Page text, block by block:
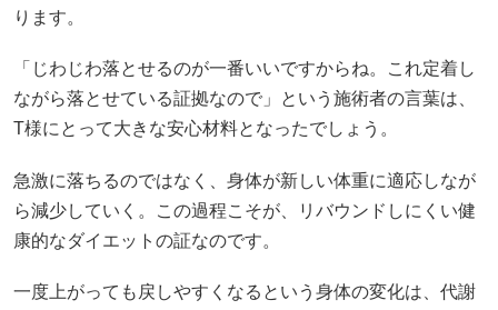
ります。
「じわじわ落とせるのが一番いいですからね。これ定着し
ながら落とせている証拠なので」という施術者の言葉は、
T様にとって大きな安心材料となったでしょう。
急激に落ちるのではなく、身体が新しい体重に適応しなが
ら減少していく。この過程こそが、リバウンドしにくい健
康的なダイエットの証なのです。
一度上がっても戻しやすくなるという身体の変化は、代謝